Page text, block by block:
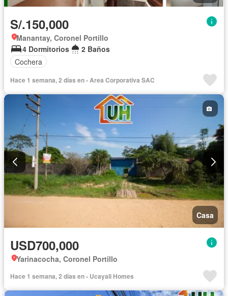
S/.150,000
Manantay, Coronel Portillo
4 Dormitorios
2 Baños
Cochera
Hace 1 semana, 2 días en - Area Corporativa SAC
Casa
USD700,000
Yarinacocha, Coronel Portillo
Hace 1 semana, 2 días en - Ucayali Homes